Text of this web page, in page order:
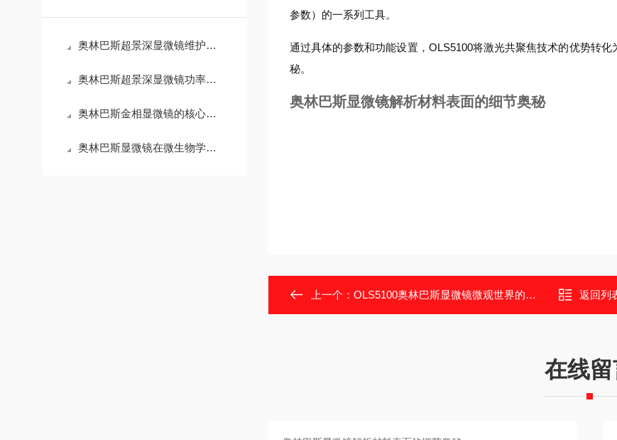
奥林巴斯超景深显微镜维护手册：光学系统清洁与校准全流程
奥林巴斯超景深显微镜功率解析：技术特性与能耗效率的平衡
奥林巴斯金相显微镜的核心技术特点解析
奥林巴斯显微镜在微生物学研究中的应用与操作技巧
参数）的一系列工具。
通过具体的参数和功能设置，OLS5100将激光共聚焦技术的优势转
秘。
奥林巴斯显微镜解析材料表面的细节奥秘
上一个： OLS5100奥林巴斯显微镜微观世界的高清视窗 返回列
在线